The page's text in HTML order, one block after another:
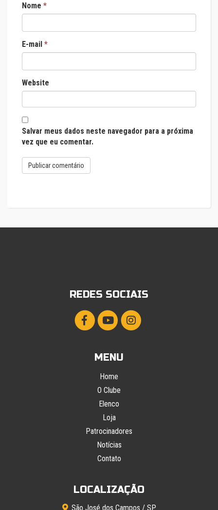
Nome *
E-mail *
Website
Salvar meus dados neste navegador para a próxima
vez que eu comentar.
REDES SOCIAIS
MENU
Home
O Clube
Elenco
Loja
Patrocinadores
Notícias
Contato
LOCALIZAÇÃO
São José dos Campos / SP